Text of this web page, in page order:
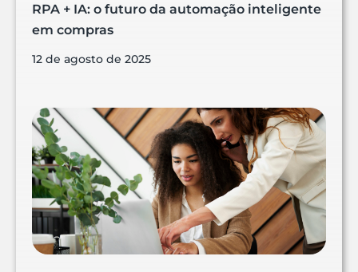
RPA + IA: o futuro da automação inteligente
em compras
12 de agosto de 2025